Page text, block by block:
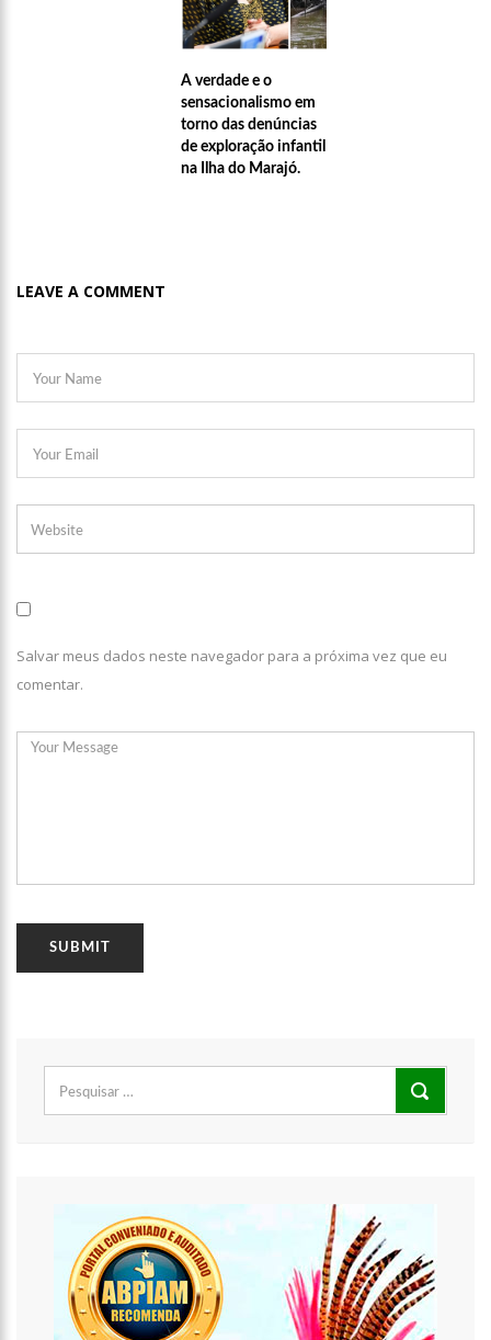
A verdade e o
sensacionalismo em
torno das denúncias
de exploração infantil
na Ilha do Marajó.
LEAVE A COMMENT
Salvar meus dados neste navegador para a próxima vez que eu
comentar.
por: